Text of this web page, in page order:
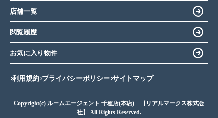
店舗一覧
閲覧履歴
お気に入り物件
利用規約 プライバシーポリシー サイトマップ
Copyright(c) ルームエージェント 千種店(本店) 【リアルマークス株式会
社】 All Rights Reserved.